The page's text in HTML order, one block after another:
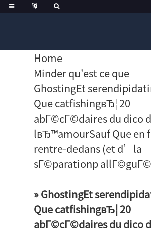
Home
Minder qu'est ce que
GhostingEt
Que catfishingвЂ¦ 20
abГ©cГ©daires du dico
lвЂ™amourSauf Que en
rentre-dedans (et d’la
sГ©parationp
» GhostingEt
Que catfishingвЂ¦ 20
abГ©cГ©daires du dico